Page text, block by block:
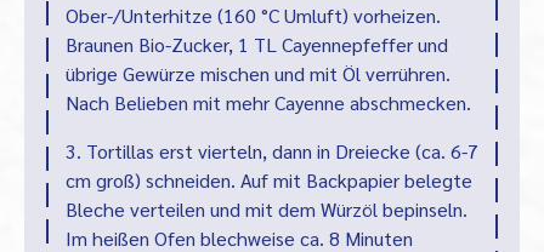
Ober-/Unterhitze (160 °C Umluft) vorheizen.
Braunen Bio-Zucker, 1 TL Cayennepfeffer und
übrige Gewürze mischen und mit Öl verrühren.
Nach Belieben mit mehr Cayenne abschmecken.
3. Tortillas erst vierteln, dann in Dreiecke (ca. 6-7
cm groß) schneiden. Auf mit Backpapier belegte
Bleche verteilen und mit dem Würzöl bepinseln.
Im heißen Ofen blechweise ca. 8 Minuten